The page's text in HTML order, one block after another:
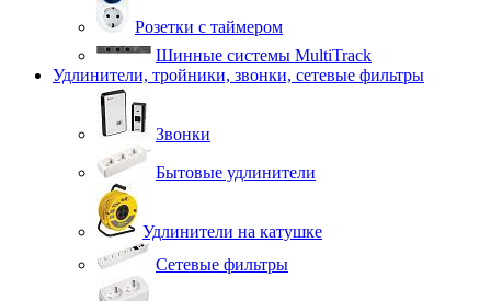
Розетки с таймером
Шинные системы MultiTrack
Удлинители, тройники, звонки, сетевые фильтры
Звонки
Бытовые удлинители
Удлинители на катушке
Сетевые фильтры